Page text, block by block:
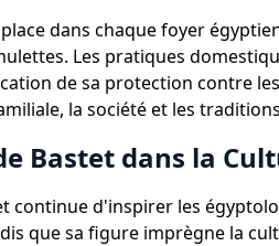
dans chaque foyer
Les pratiques
de sa protection contre
la société et les
Bastet dans la
continue d'inspirer les
que sa figure imprègne la